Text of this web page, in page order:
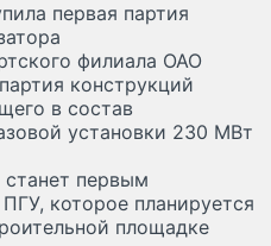
первая партия
филиала ОАО
конструкций
в состав
установки 230 МВт
первым
которое планируется
площадке